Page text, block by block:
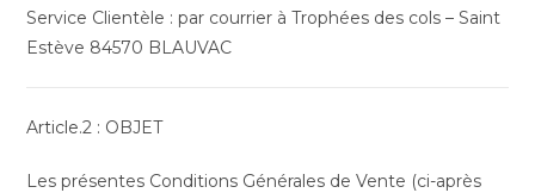
Service Clientèle : par courrier à Trophées des cols – Saint
Estève 84570 BLAUVAC
Article.2 : OBJET
Les présentes Conditions Générales de Vente (ci-après